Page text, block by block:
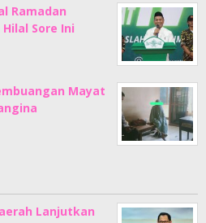
Ramadan
Sore Ini
Mayat
Lanjutkan